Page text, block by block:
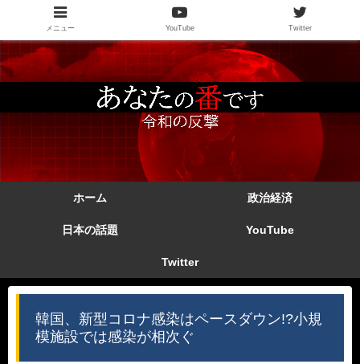
ホーム 政治経済
日本の話題 YouTube
Twitter
韓国、新型コロナ感染はペースダウン!?小規
模施設では感染が相次ぐ
メニュー YouTube Twitter